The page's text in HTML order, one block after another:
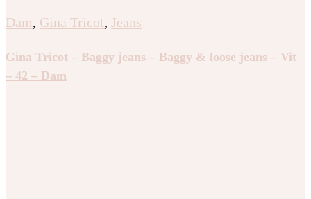
Dam, Gina Tricot, Jeans
Gina Tricot – Baggy jeans – Baggy & loose jeans – Vit
– 42 – Dam